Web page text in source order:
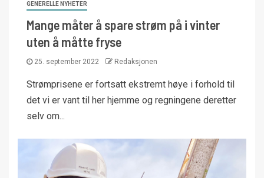
GENERELLE NYHETER
Mange måter å spare strøm på i vinter
uten å måtte fryse
25. september 2022 Redaksjonen
Strømprisene er fortsatt ekstremt høye i forhold til
det vi er vant til her hjemme og regningene deretter
selv om...